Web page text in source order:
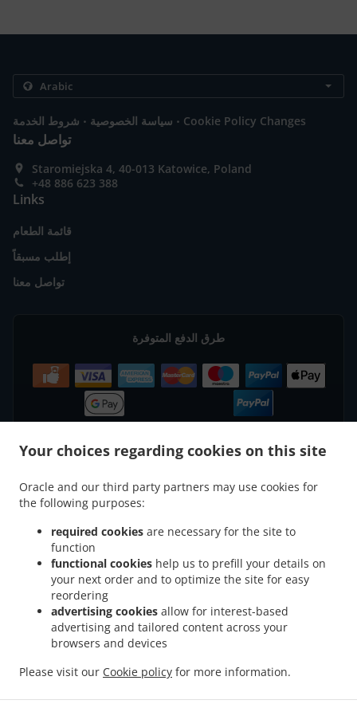
Your choices regarding cookies on this site
Oracle and our third party partners may use cookies for
the following purposes:
required cookies are necessary for the site to
function
functional cookies help us to prefill your details on
your next order and to optimize the site for easy
reordering
advertising cookies allow for interest-based
advertising and tailored content across your
browsers and devices
Please visit our Cookie policy for more information.
سياسة الخصوصية . شروط الخدمة . Cookie Policy Changes
تواصل معنا
Staromiejska 4, 40-013 Katowice, Poland
+48 886 623 388
Links
قائمة الطعام
إطلب مسبقاً
تواصل معنا
طرق الدفع المتوفرة
اسيا توصيل طعام Katowice Bogucice . اسيا توصيل طعام Katowice Koszutka
اسيا توصيل
طعام Katowice Załęże
.
Osiedle Zgrzebnioka
اسيا توصيل طعام Katowice Stara Ligota
Katowice Osiedle Tysiąclecia
طعام Katowice Bytków
. اسيا توصيل طعام Katowice Wełnowiec . اسيا توصيل طعام
Katowice Kochłowice . اسيا توصيل طعام Katowice .
اسيا توصيل طعام Chorzów Józefowiec
اسيا توصيل طعام Chorzów Silesia Park اسيا توصيل طعام Chorzów Chorzów Stary
توصيل طعام Chorzów Centrum . اسيا توصيل طعام Chorzów Chorzów Batory
طعام Chorzów Klimzowiec .